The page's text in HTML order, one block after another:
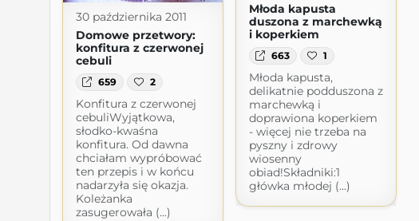
Młoda kapusta
duszona z marchewką
i koperkiem
663 1
Młoda kapusta,
delikatnie podduszona z
marchewką i
doprawiona koperkiem
- więcej nie trzeba na
pyszny i zdrowy
wiosenny
obiad!Składniki:1
główka młodej (...)
30 października 2011
Domowe przetwory:
konfitura z czerwonej
cebuli
659 2
Konfitura z czerwonej
cebuliWyjątkowa,
słodko-kwaśna
konfitura. Od dawna
chciałam wypróbować
ten przepis i w końcu
nadarzyła się okazja.
Koleżanka
zasugerowała (...)